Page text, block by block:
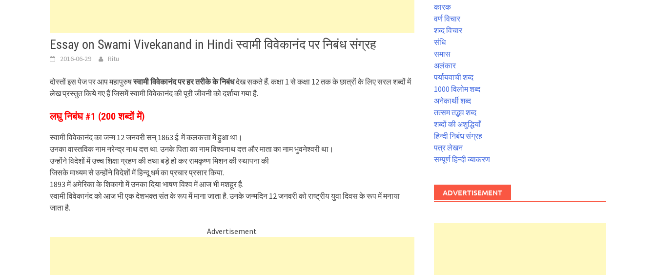
Essay on Swami Vivekanand in Hindi स्वामी विवेकानंद पर निबंध संग्रह
2016-06-29 Ritu
दोस्तों इस पेज पर आप महापुरुषस्वामी विवेकानंद पर हर तरीके के निबंधदेख सकते हैं. कक्षा 1 से कक्षा 12 तक के छात्रों के लिए सरल शब्दों में
लेख प्रस्तुत किये गए हैं जिसमें स्वामी विवेकानंद की पूरी जीवनी को दर्शाया गया है.
लघु निबंघ #1 (200 शब्दों में)
स्वामी विवेकानंद का जन्म 12 जनवरी सन् 1863 ई. में कलकत्ता में हुआ था।
उनका वास्तविक नाम नरेन्द्र नाथ दत्त था. उनके पिता का नाम विश्वनाथ दत्त और माता का नाम भुवनेश्वरी था।
उन्होंने विदेशों में उच्च शिक्षा ग्रहण की तथा बड़े हो कर रामकृष्ण मिशन की स्थापना की
जिसके माध्यम से उन्होंने विदेशों में हिन्दू धर्म का प्रचार प्रसार किया.
1893 में अमेरिका के शिकागो में उनका दिया भाषण विश्व में आज भी मशहूर है.
स्वामी विवेकानंद को आज भी एक देशभक्त संत के रूप में माना जाता है. उनके जन्मदिन 12 जनवरी को राष्ट्रीय युवा दिवस के रूप में मनाया
जाता है.
Advertisement
कारक
वर्ण विचार
शब्द विचार
संधि
समास
अलंकार
पर्यायवाची शब्द
1000 विलोम शब्द
अनेकार्थी शब्द
तत्सम तद्भव शब्द
शब्दों की अशुद्धियाँ
हिन्दी निबंध संग्रह
पत्र लेखन
सम्पूर्ण हिन्दी व्याकरण
ADVERTISEMENT